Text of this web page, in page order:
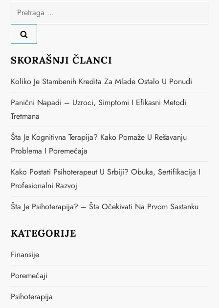
a
n
j
e
č
l
a
k
a
Pretraga
za:
SKORAŠNJI ČLANCI
Koliko Je Stambenih Kredita Za Mlade Ostalo U Ponudi
Panični Napadi – Uzroci, Simptomi I Efikasni Metodi
Tretmana
Šta Je Kognitivna Terapija? Kako Pomaže U Rešavanju
Problema I Poremećaja
Kako Postati Psihoterapeut U Srbiji? Obuka, Sertifikacija I
Profesionalni Razvoj
Šta Je Psihoterapija? – Šta Očekivati Na Prvom Sastanku
KATEGORIJE
Finansije
Poremećaji
Psihoterapija